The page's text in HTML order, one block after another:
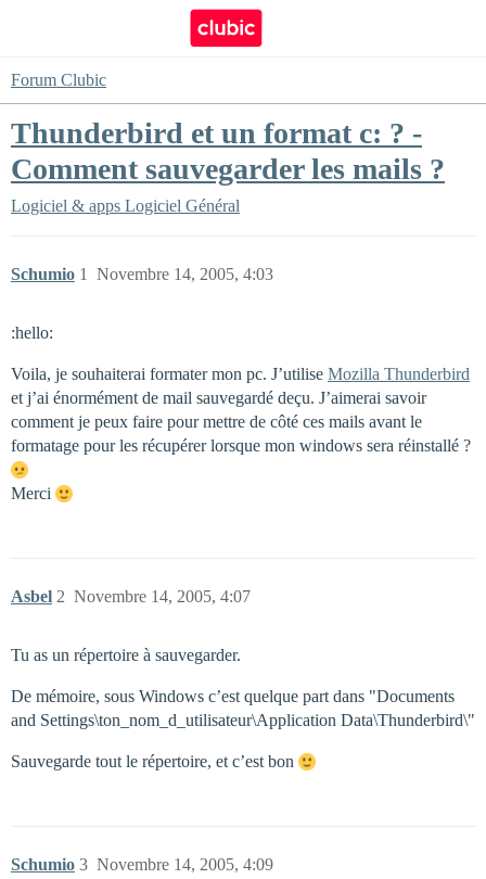
Forum Clubic
Thunderbird et un format c: ? -
Comment sauvegarder les mails ?
Logiciel & apps Logiciel Général
Schumio Novembre 14, 2005, 4:03
1
:hello:
Voila, je souhaiterai formater mon pc. J’utilise Mozilla Thunderbird
et j’ai énormément de mail sauvegardé deçu. J’aimerai savoir
comment je peux faire pour mettre de côté ces mails avant le
formatage pour les récupérer lorsque mon windows sera réinstallé ?
Merci
Asbel Novembre 14, 2005, 4:07
2
Tu as un répertoire à sauvegarder.
De mémoire, sous Windows c’est quelque part dans "Documents
and Settings\ton_nom_d_utilisateur\Application Data\Thunderbird\"
Sauvegarde tout le répertoire, et c’est bon
Schumio Novembre 14, 2005, 4:09
3